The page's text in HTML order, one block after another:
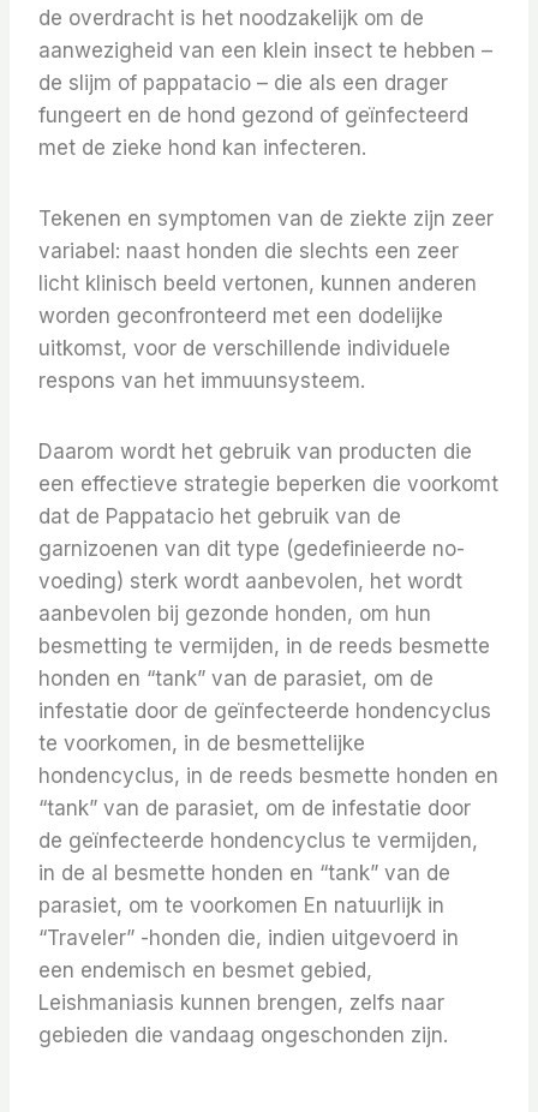
de overdracht is het noodzakelijk om de
aanwezigheid van een klein insect te hebben –
de slijm of pappatacio – die als een drager
fungeert en de hond gezond of geïnfecteerd
met de zieke hond kan infecteren.
Tekenen en symptomen van de ziekte zijn zeer
variabel: naast honden die slechts een zeer
licht klinisch beeld vertonen, kunnen anderen
worden geconfronteerd met een dodelijke
uitkomst, voor de verschillende individuele
respons van het immuunsysteem.
Daarom wordt het gebruik van producten die
een effectieve strategie beperken die voorkomt
dat de Pappatacio het gebruik van de
garnizoenen van dit type (gedefinieerde no-
voeding) sterk wordt aanbevolen, het wordt
aanbevolen bij gezonde honden, om hun
besmetting te vermijden, in de reeds besmette
honden en “tank” van de parasiet, om de
infestatie door de geïnfecteerde hondencyclus
te voorkomen, in de besmettelijke
hondencyclus, in de reeds besmette honden en
“tank” van de parasiet, om de infestatie door
de geïnfecteerde hondencyclus te vermijden,
in de al besmette honden en “tank” van de
parasiet, om te voorkomen En natuurlijk in
“Traveler” -honden die, indien uitgevoerd in
een endemisch en besmet gebied,
Leishmaniasis kunnen brengen, zelfs naar
gebieden die vandaag ongeschonden zijn.